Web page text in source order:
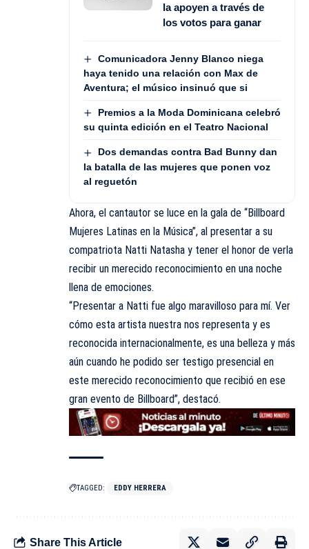
la apoyen a través de
los votos para ganar
Comunicadora Jenny Blanco niega
haya tenido una relación con Max de
Aventura; el músico insinuó que si
Premios a la Moda Dominicana celebró
su quinta edición en el Teatro Nacional
Dos demandas contra Bad Bunny dan
la batalla de las mujeres que ponen voz
al reguetón
Ahora, el cantautor se luce en la gala de “Billboard
Mujeres Latinas en la Música”, al presentar a su
compatriota Natti Natasha y tener el honor de verla
recibir un merecido reconocimiento en una noche
llena de emociones.
“Presentar a Natti fue algo maravilloso para mí. Ver
cómo esta artista nuestra nos representa y es
reconocida internacionalmente, es una belleza y más
aún cuando he podido ser testigo presencial en
este merecido reconocimiento que recibió en ese
gran evento de Billboard”, destacó.
TAGGED: EDDY HERRERA
Share This Article